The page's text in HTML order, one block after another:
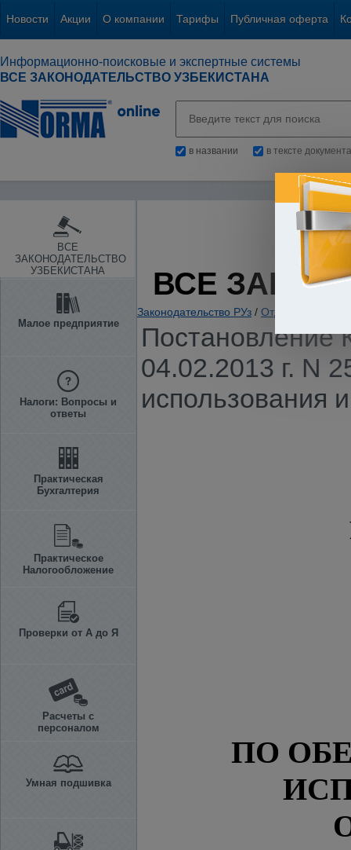
Новости Акции О компании Тарифы Публичная оферта
Информационно-поисковые и экспертные системы
ВСЕ ЗАКОНОДАТЕЛЬСТВО УЗБЕКИСТАНА
в названии в тексте документа
ВСЕ
ЗАКОНОДАТЕЛЬСТВО
УЗБЕКИСТАНА
Малое предприятие
Налоги: Вопросы и
ответы
Практическая
Бухгалтерия
Практическое
Налогообложение
Проверки от А до Я
Расчеты с
персоналом
Умная подшивка
ВСЕ
Законодательство РУз / Отдельные
Постановление
04.02.2013 г. N
использования
ПО